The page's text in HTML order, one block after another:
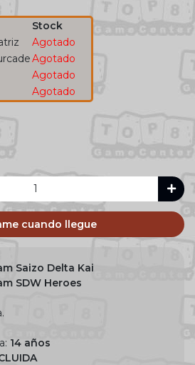
Stock
Agotado
Agotado
Agotado
Agotado
cuando llegue
Saizo Delta Kai
SDW Heroes
14 años